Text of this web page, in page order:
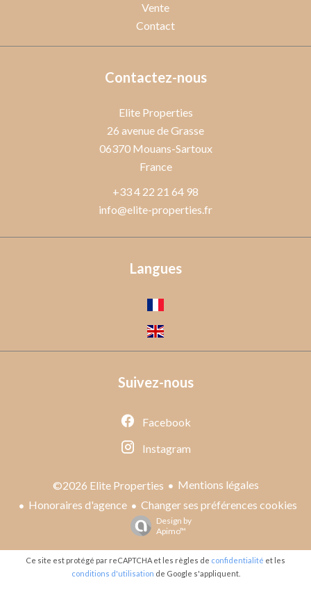
Vente
Contact
Contactez-nous
Elite Properties
26 avenue de Grasse
06370Mouans-Sartoux
France
+33 4 22 21 64 98
info@elite-properties.fr
Langues
Suivez-nous
Facebook
Instagram
©2026 Elite Properties
Mentions légales
Honoraires d'agence
Changer ses préférences cookies
Design by
Apimo™
Ce site est protégé par reCAPTCHA et les règles de confidentialité et les
conditions d'utilisation de Google s'appliquent.